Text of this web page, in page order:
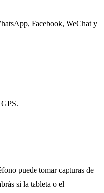
Facebook, WeChat y
puede tomar capturas de
si la tableta o el